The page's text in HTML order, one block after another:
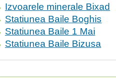
Izvoarele minerale Bixad
Statiunea Baile Boghis
Statiunea Baile 1 Mai
Statiunea Baile Bizusa